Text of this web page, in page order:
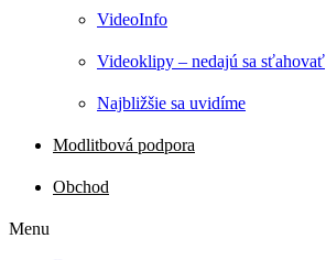
VideoInfo
Videoklipy – nedajú sa sťahovať
Najbližšie sa uvidíme
Modlitbová podpora
Obchod
Menu